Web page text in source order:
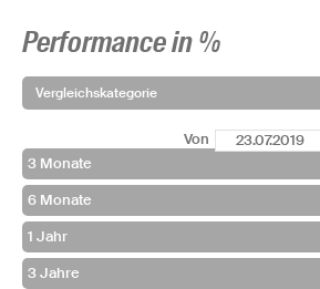
Fonds hinzufügen und zurück
Performance in %
Vergleichskategorie
Von